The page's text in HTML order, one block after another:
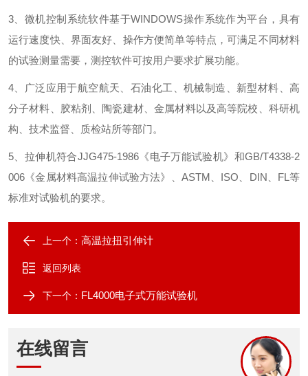
3 、微机控制系统软件基于WINDOWS操作系统作为平台，具有
运行速度快、界面友好、操作方便简单等特点，可满足不同材料
的试验测量需要，测控软件可按用户要求扩展功能。
4 、广泛应用于航空航天、石油化工、机械制造、新型材料、高
分子材料、胶粘剂、陶瓷建材、金属材料以及高等院校、科研机
构、技术监督、质检站所等部门。
5 、拉伸机符合JJG475-1986《电子万能试验机》和GB/T4338-2
006 《金属材料高温拉伸试验方法》、 ASTM ISO DIN FL 等
标准对试验机的要求。
上一个： 高温拉扭引伸计
返回列表
下一个： FL4000电子式万能试验机
在线留言